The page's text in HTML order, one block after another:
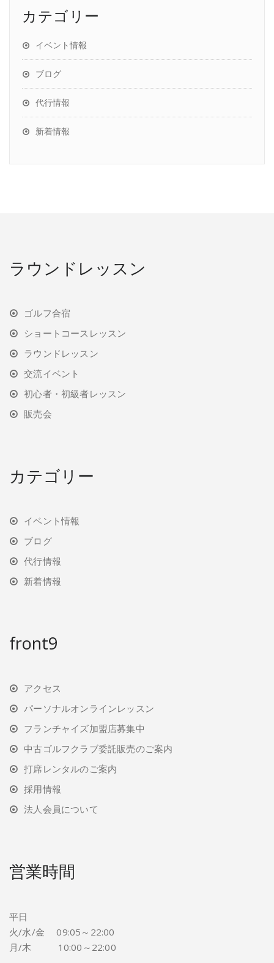
カテゴリー
イベント情報
ブログ
代行情報
新着情報
ラウンドレッスン
ゴルフ合宿
ショートコースレッスン
ラウンドレッスン
交流イベント
初心者・初級者レッスン
販売会
カテゴリー
イベント情報
ブログ
代行情報
新着情報
front9
アクセス
パーソナルオンラインレッスン
フランチャイズ加盟店募集中
中古ゴルフクラブ委託販売のご案内
打席レンタルのご案内
採用情報
法人会員について
営業時間
平日
火/水/金 09:05～22:00
月/木 10:00～22:00